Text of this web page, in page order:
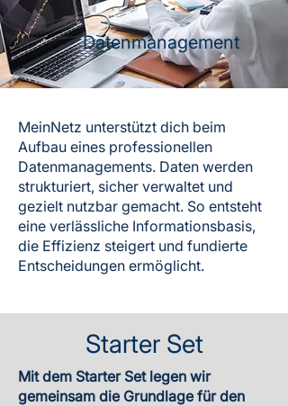
Datenmanagement
MeinNetz unterstützt dich beim
Aufbau eines professionellen
Datenmanagements. Daten werden
strukturiert, sicher verwaltet und
gezielt nutzbar gemacht. So entsteht
eine verlässliche Informationsbasis,
die Effizienz steigert und fundierte
Entscheidungen ermöglicht.
Starter Set
Mit dem Starter Set legen wir
gemeinsam die Grundlage für den